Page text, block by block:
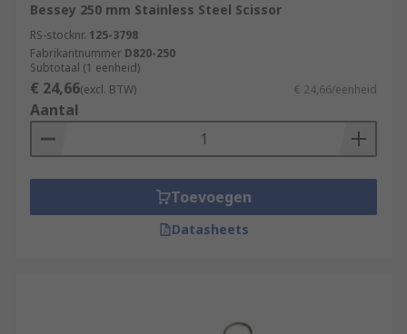
Bessey 250 mm Stainless Steel Scissor
RS-stocknr. 125-3798
Fabrikantnummer D820-250
Subtotaal (1 eenheid)
€ 24,66(excl. BTW) € 24,66/eenheid
Aantal
Toevoegen
Datasheets